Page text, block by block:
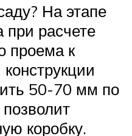
На этапе
при расчете
проема к
50-70 мм по
коробку.